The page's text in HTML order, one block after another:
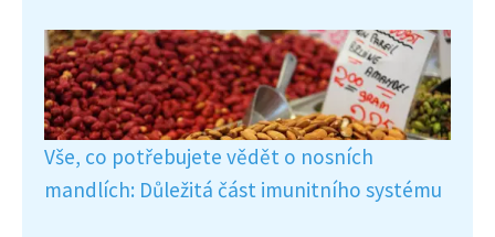
Vše, co potřebujete vědět o nosních
mandlích: Důležitá část imunitního systému